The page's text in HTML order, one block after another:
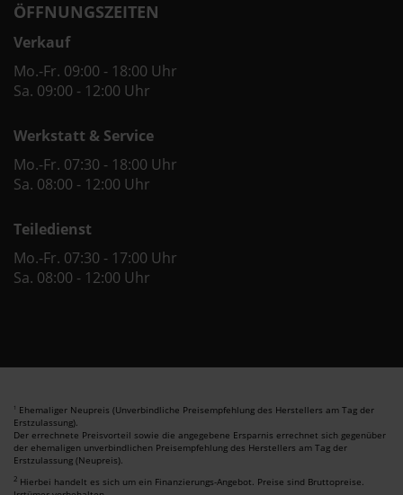
ÖFFNUNGSZEITEN
Verkauf
Mo.-Fr. 09:00 - 18:00 Uhr
Sa. 09:00 - 12:00 Uhr
Werkstatt & Service
Mo.-Fr. 07:30 - 18:00 Uhr
Sa. 08:00 - 12:00 Uhr
Teiledienst
Mo.-Fr. 07:30 - 17:00 Uhr
Sa. 08:00 - 12:00 Uhr
1 Ehemaliger Neupreis (Unverbindliche Preisempfehlung des Herstellers am Tag der
Erstzulassung).
Der errechnete Preisvorteil sowie die angegebene Ersparnis errechnet sich gegenüber
der ehemaligen unverbindlichen Preisempfehlung des Herstellers am Tag der
Erstzulassung (Neupreis).
2 Hierbei handelt es sich um ein Finanzierungs-Angebot. Preise sind Bruttopreise.